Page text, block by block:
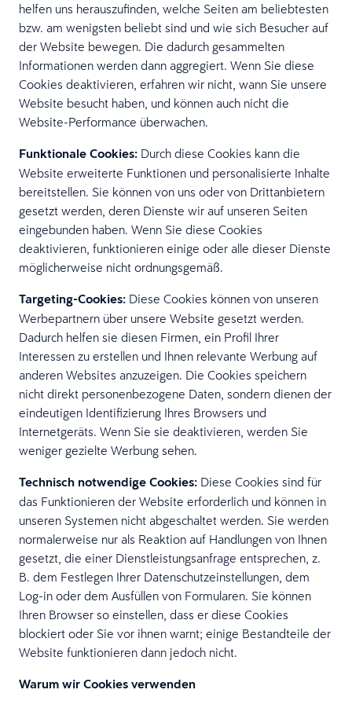
helfen uns herauszufinden, welche Seiten am beliebtesten
bzw. am wenigsten beliebt sind und wie sich Besucher auf
der Website bewegen. Die dadurch gesammelten
Informationen werden dann aggregiert. Wenn Sie diese
Cookies deaktivieren, erfahren wir nicht, wann Sie unsere
Website besucht haben, und können auch nicht die
Website-Performance überwachen.
Funktionale Cookies: Durch diese Cookies kann die
Website erweiterte Funktionen und personalisierte Inhalte
bereitstellen. Sie können von uns oder von Drittanbietern
gesetzt werden, deren Dienste wir auf unseren Seiten
eingebunden haben. Wenn Sie diese Cookies
deaktivieren, funktionieren einige oder alle dieser Dienste
möglicherweise nicht ordnungsgemäß.
Targeting-Cookies: Diese Cookies können von unseren
Werbepartnern über unsere Website gesetzt werden.
Dadurch helfen sie diesen Firmen, ein Profil Ihrer
Interessen zu erstellen und Ihnen relevante Werbung auf
anderen Websites anzuzeigen. Die Cookies speichern
nicht direkt personenbezogene Daten, sondern dienen der
eindeutigen Identifizierung Ihres Browsers und
Internetgeräts. Wenn Sie sie deaktivieren, werden Sie
weniger gezielte Werbung sehen.
Technisch notwendige Cookies: Diese Cookies sind für
das Funktionieren der Website erforderlich und können in
unseren Systemen nicht abgeschaltet werden. Sie werden
normalerweise nur als Reaktion auf Handlungen von Ihnen
gesetzt, die einer Dienstleistungsanfrage entsprechen, z.
B. dem Festlegen Ihrer Datenschutzeinstellungen, dem
Log-in oder dem Ausfüllen von Formularen. Sie können
Ihren Browser so einstellen, dass er diese Cookies
blockiert oder Sie vor ihnen warnt; einige Bestandteile der
Website funktionieren dann jedoch nicht.
Warum wir Cookies verwenden